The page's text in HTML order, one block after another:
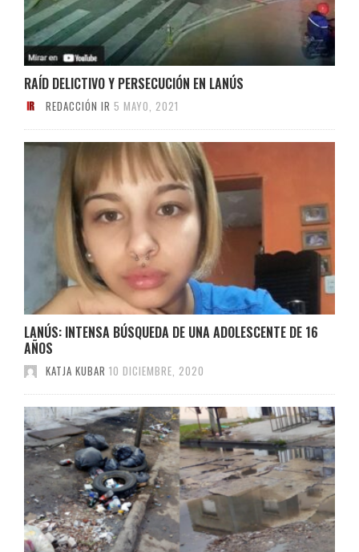
RAÍD DELICTIVO Y PERSECUCIÓN EN LANÚS
REDACCIÓN IR 5 MAYO, 2021
LANÚS: INTENSA BÚSQUEDA DE UNA ADOLESCENTE DE 16
AÑOS
KATJA KUBAR 10 DICIEMBRE, 2020